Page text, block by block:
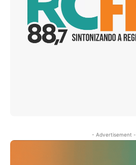
- Advertisement -